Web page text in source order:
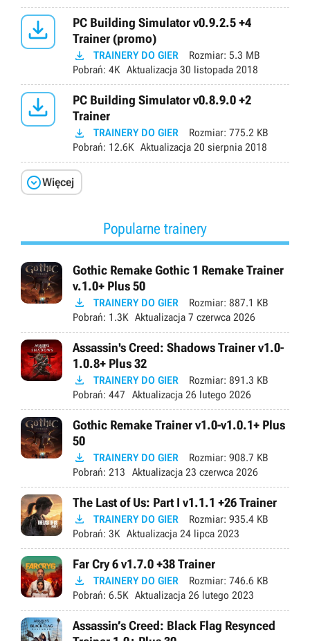

PC Building Simulator v0.9.2.5 +4
Trainer (promo)
 TRAINERY DO GIER Rozmiar: 5.3 MB
Pobrań: 4K Aktualizacja 30 listopada 2018

PC Building Simulator v0.8.9.0 +2
Trainer
 TRAINERY DO GIER Rozmiar: 775.2 KB
Pobrań: 12.6K Aktualizacja 20 sierpnia 2018
Więcej
Popularne trainery
Gothic Remake Gothic 1 Remake Trainer
v.1.0+ Plus 50
 TRAINERY DO GIER Rozmiar: 887.1 KB
Pobrań: 1.3K Aktualizacja 7 czerwca 2026
Assassin's Creed: Shadows Trainer v1.0-
1.0.8+ Plus 32
 TRAINERY DO GIER Rozmiar: 891.3 KB
Pobrań: 447 Aktualizacja 26 lutego 2026
Gothic Remake Trainer v1.0-v1.0.1+ Plus
50
 TRAINERY DO GIER Rozmiar: 908.7 KB
Pobrań: 213 Aktualizacja 23 czerwca 2026
The Last of Us: Part I v1.1.1 +26 Trainer
 TRAINERY DO GIER Rozmiar: 935.4 KB
Pobrań: 3K Aktualizacja 24 lipca 2023
Far Cry 6 v1.7.0 +38 Trainer
 TRAINERY DO GIER Rozmiar: 746.6 KB
Pobrań: 6.5K Aktualizacja 26 lutego 2023
Assassin’s Creed: Black Flag Resynced